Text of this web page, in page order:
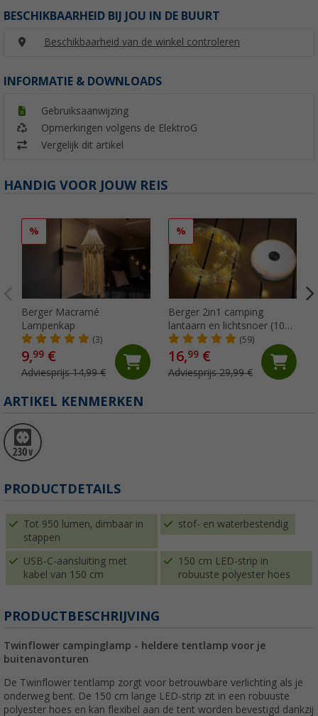
BESCHIKBAARHEID BIJ JOU IN DE BUURT
Beschikbaarheid van de winkel controleren
INFORMATIE & DOWNLOADS
Gebruiksaanwijzing
Opmerkingen volgens de ElektroG
Vergelijk dit artikel
HANDIG VOOR JOUW REIS
%
Berger Macramé
Lampenkap
(3)
9,99 €
Adviesprijs 14,99 €
%
Berger 2in1 camping
lantaarn en lichtsnoer (10
meter)
(59)
16,99€
Adviesprijs 29,99 €
ARTIKEL KENMERKEN
PRODUCTDETAILS
Tot 950 lumen, dimbaar in
stappen
stof- en waterbestendig
USB-C-aansluiting met
kabel van 150 cm
150 cm LED-strip in
robuuste polyester hoes
PRODUCTBESCHRIJVING
Twinflower campinglamp - heldere tentlamp voor je
buitenavonturen
De Twinflower tentlamp zorgt voor betrouwbare verlichting als je
onderweg bent. De 150 cm lange LED-strip zit in een robuuste
polyester hoes en kan flexibel aan de tent worden bevestigd dankzij